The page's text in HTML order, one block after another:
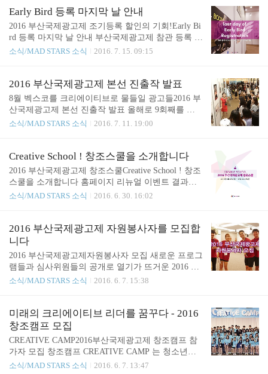
것은 물론 행사 종료 후에도 활용할 수 있게 되었습
니다. 그럼 어떤 기능들이 있는지 한번 자세히 살펴
볼까..
광고인들에게전문적인 교육과 멘토링을 받을 수 있
는 기회를, 현직 광고인들에게는 스스로를 스킬 업
하고 다양한 네트워킹의 기회가 될 세미나. 2016 부
가 될 텐데요.애드 아카데미의 일정은 아래와 같습니
쳐 각각 학생들과 광고인들을 위한 시간이 알차게 구
성되어 있는데요,최고의 세미나를 선사해 줄 최고의
연사분들을 소개하도록 하겠습..
Early Bird 등록 마지막 날 안내
2016 부산국제광고제 조기등록 할인의 기회!Early Bi
rd 등록 마지막 날 안내 부산국제광고제 참관 등록 시
할인을 받을 수 있는 기회,Early bird 조기등록할인의
제광고제의 여러 혜택을 놓치지 마세요! 참관 등록은
부산국제광고제 홈페이지 adstars.org 에서 신청하실
수 있습니다.
소식/MAD STARS 소식 2016. 7. 15. 09:15
2016 부산국제광고제 본선 진출작 발표
8월 벡스코를 크리에이티브로 물들일 광고들2016 부
산국제광고제 본선 진출작 발표 올해로 9회째를 맞
이한 부산국제광고제. 지난 6월 15일 온라인 출품을
브의 바다로 만들 본선 진출작을 결정하기 위해74개
국 215명의 전문 광고인으로 구성된 예선 심사위원
들이 약 한달 간 심사를 진행했는데요, 치열한 심사
되었습니다. 이번 파이널 리스트에는 일본이 256편
2위로 본선 진출작 149편이 선정되어 아시아권에서
강세를 이어갔는데요, 눈에 띄는 점으로는 121편의
작품이 본선에 진출한 뉴질랜드가 본선 진..
소식/MAD STARS 소식 2016. 7. 11. 19:00
Creative School ! 창조스쿨을 소개합니다
2016 부산국제광고제 창조스쿨Creative School ! 창조
스쿨을 소개합니다 홈페이지 리뉴얼 이벤트 결과와
함께 한층 더 열기를 더해가는 AD STARS 2016. 부산
학생들이라면 정말 좋은 기회가 되겠죠. 이번에는 그
중 하나인 창조스쿨에 대해서 알려드리겠습니다. 현
대사회에서 창의력은 곧 국가의 경쟁력으로 연결될
만큼엄청난 핵심역량으로 여겨지고 있는데요, 그에
따라 Creative School, 창조스쿨에서는 창의력의 핵심
인광고 크리에이티브를 통한 창의력 개발 교육을 통
진시키기 위해 개설되었다고 합니다. 세미나는 광고
제 날 중 2일인 2016년 8월 2..
소식/MAD STARS 소식 2016. 6. 30. 16:02
2016 부산국제광고제 자원봉사자를 모집합
니다
2016 부산국제광고제자원봉사자 모집 새로운 프로그
램들과 심사위원들의 공개로 열기가 뜨거운 2016 부
산국제광고제. 그 현장을 가장 가까운 곳에서 느끼며
곳곳에서 도움을 주게 될텐데요.국제 행사나 활동을
경험해보고 싶으셨던 분들에게는 놓칠 수 없는 기회
가 되겠습니다. 자세한 모집요강은 다음을 참고하시
고, 마감일을 놓치지 않게 주의해주세요! 더욱 자세
한 사항은 홈페이지 adstars.org 에서 확인하실 수 있
습니다. 2016 부산국제광고제의 가장 가까운 곳에서
소식/MAD STARS 소식 2016. 6. 7. 15:38
미래의 크리에이티브 리더를 꿈꾸다 - 2016
창조캠프 모집
CREATIVE CAMP2016부산국제광고제 창조캠프 참
가자 모집 창조캠프 CREATIVE CAMP 는 청소년을
위한 창의력 개발 교육 및 광고 경진 프로그램입니
소식/MAD STARS 소식 2016. 6. 7. 13:47